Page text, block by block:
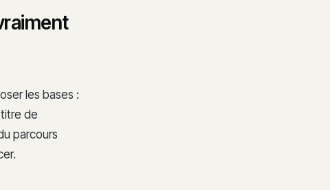
les bases :
de
parcours